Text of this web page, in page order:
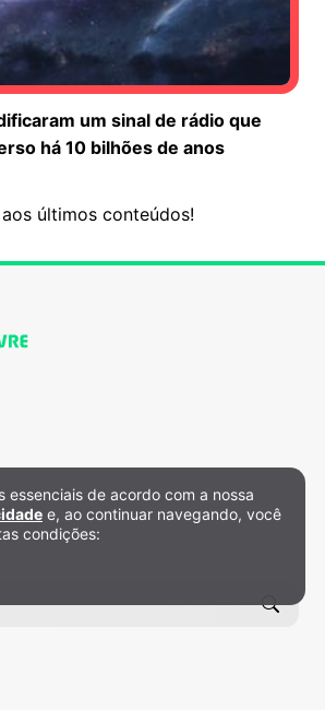
um sinal de rádio que
há 10 bilhões de anos
últimos conteúdos!
e Cookies
essenciais de acordo com a nossa
e, ao continuar navegando, você
condições: